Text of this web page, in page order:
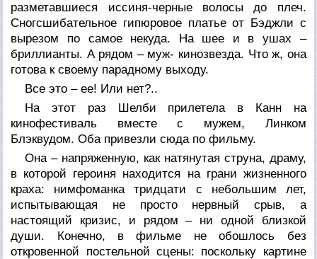
разметавшиеся иссиня-черные волосы до плеч.
Сногсшибательное гипюровое платье от Бэджли с
вырезом по самое некуда. На шее и в ушах –
бриллианты. А рядом – муж- кинозвезда. Что ж, она
готова к своему парадному выходу.
Все это – ее! Или нет?..
На этот раз Шелби прилетела в Канн на
кинофестиваль вместе с мужем, Линком
Блэквудом. Оба привезли сюда по фильму.
Она – напряженную, как натянутая струна, драму,
в которой героиня находится на грани жизненного
краха: нимфоманка тридцати с небольшим лет,
испытывающая не просто нервный срыв, а
настоящий кризис, и рядом – ни одной близкой
души. Конечно, в фильме не обошлось без
откровенной постельной сцены: поскольку картине